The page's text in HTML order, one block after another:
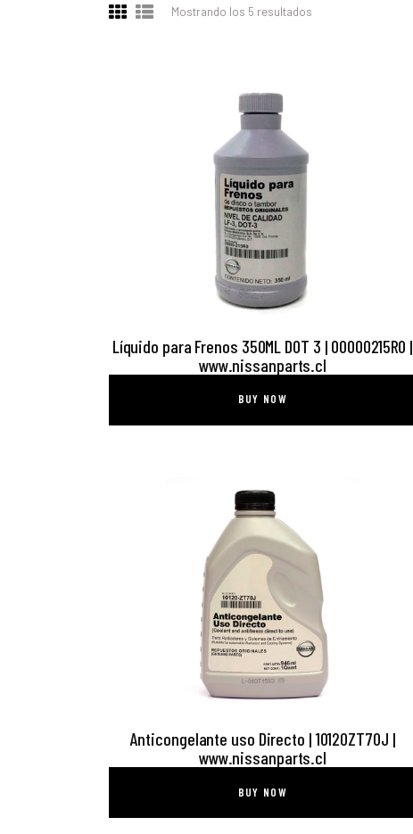
Mostrando los 5 resultados
Líquido para Frenos 350ML DOT 3 | 00000215R0 |
www.nissanparts.cl
BUY NOW
Anticongelante uso Directo | 10120ZT70J |
www.nissanparts.cl
BUY NOW